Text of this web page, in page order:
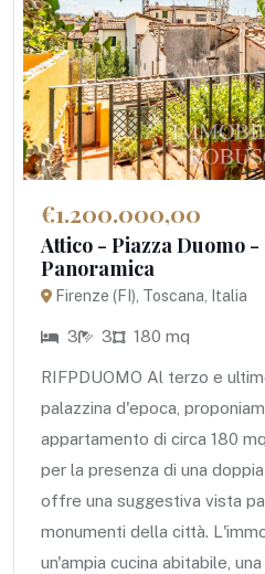
€1.200.000,00
Attico - Piazza Duomo
Panoramica
Firenze (FI), Toscana, Italia
3 3 180 mq
RIFPDUOMO Al terzo e
palazzina d'epoca,
appartamento di circa 180
per la presenza di una
offre una suggestiva vista
monumenti della città.
un'ampia cucina abitabile,